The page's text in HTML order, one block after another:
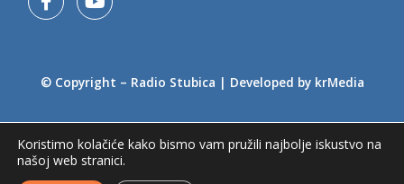
© Copyright – Radio Stubica | Developed by krMedia
Koristimo kolačiće kako bismo vam pružili najbolje iskustvo na
našoj web stranici.